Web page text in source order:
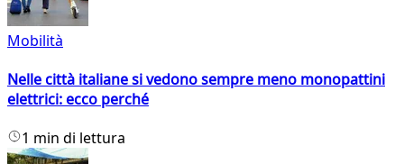
Mobilità
Nelle città italiane si vedono sempre meno monopattini
elettrici: ecco perché
1 min di lettura